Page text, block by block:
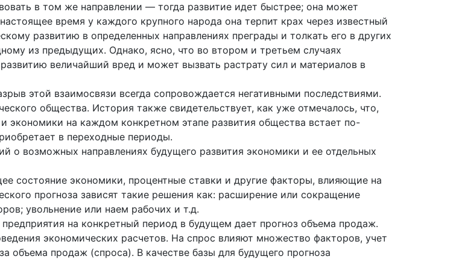
в том же направлении — тогда развитие идет быстрее; она может
время у каждого крупного народа она терпит крах через известный
развитию в определенных направлениях преграды и толкать его в других
из предыдущих. Однако, ясно, что во втором и третьем случаях
величайший вред и может вызвать растрату сил и материалов в
этой взаимосвязи всегда сопровождается негативными последствиями.
общества. История также свидетельствует, как уже отмечалось, что,
экономики на каждом конкретном этапе развития общества встает по-
в переходные периоды.
о возможных направлениях будущего развития экономики и ее отдельных
состояние экономики, процентные ставки и другие факторы, влияющие на
прогноза зависят такие решения как: расширение или сокращение
увольнение или наем рабочих и т.д.
на конкретный период в будущем дает прогноз объема продаж.
экономических расчетов. На спрос влияют множество факторов, учет
продаж (спроса). В качестве базы для будущего прогноза